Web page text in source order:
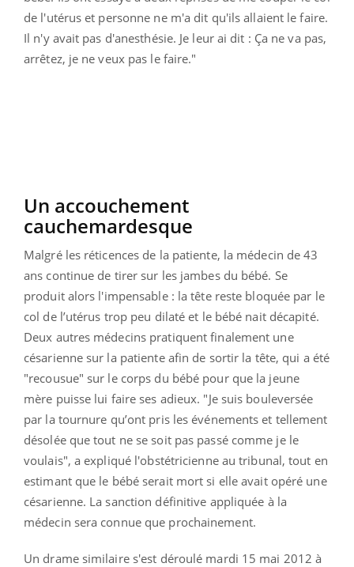
de l'utérus et personne ne m'a dit qu'ils allaient le faire.
Il n'y avait pas d'anesthésie. Je leur ai dit : Ça ne va pas,
arrêtez, je ne veux pas le faire."
Un accouchement
cauchemardesque
Malgré les réticences de la patiente, la médecin de 43
ans continue de tirer sur les jambes du bébé. Se
produit alors l'impensable : la tête reste bloquée par le
col de l’utérus trop peu dilaté et le bébé nait décapité.
Deux autres médecins pratiquent finalement une
césarienne sur la patiente afin de sortir la tête, qui a été
"recousue" sur le corps du bébé pour que la jeune
mère puisse lui faire ses adieux. "Je suis bouleversée
par la tournure qu’ont pris les événements et tellement
désolée que tout ne se soit pas passé comme je le
voulais", a expliqué l'obstétricienne au tribunal, tout en
estimant que le bébé serait mort si elle avait opéré une
césarienne. La sanction définitive appliquée à la
médecin sera connue que prochainement.
Un drame similaire s'est déroulé mardi 15 mai 2012 à